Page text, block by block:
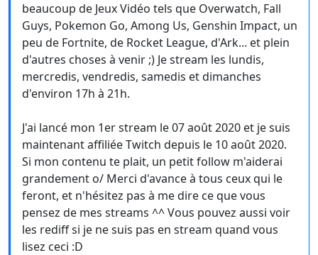
beaucoup de Jeux Vidéo tels que Overwatch, Fall
Guys, Pokemon Go, Among Us, Genshin Impact, un
peu de Fortnite, de Rocket League, d'Ark... et plein
d'autres choses à venir ;) Je stream les lundis,
mercredis, vendredis, samedis et dimanches
d'environ 17h à 21h.
J'ai lancé mon 1er stream le 07 août 2020 et je suis
maintenant affiliée Twitch depuis le 10 août 2020.
Si mon contenu te plait, un petit follow m'aiderai
grandement o/ Merci d'avance à tous ceux qui le
feront, et n'hésitez pas à me dire ce que vous
pensez de mes streams ^^ Vous pouvez aussi voir
les rediff si je ne suis pas en stream quand vous
lisez ceci :D